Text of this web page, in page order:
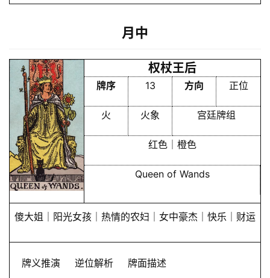
月中
权杖王后
牌序 13 方向 正位
火 火象 宫廷牌组
红色｜橙色
Queen of Wands
傻大姐｜阳光女孩｜热情的农妇｜女中豪杰｜快乐｜财运
牌义推演 逆位解析 牌面描述